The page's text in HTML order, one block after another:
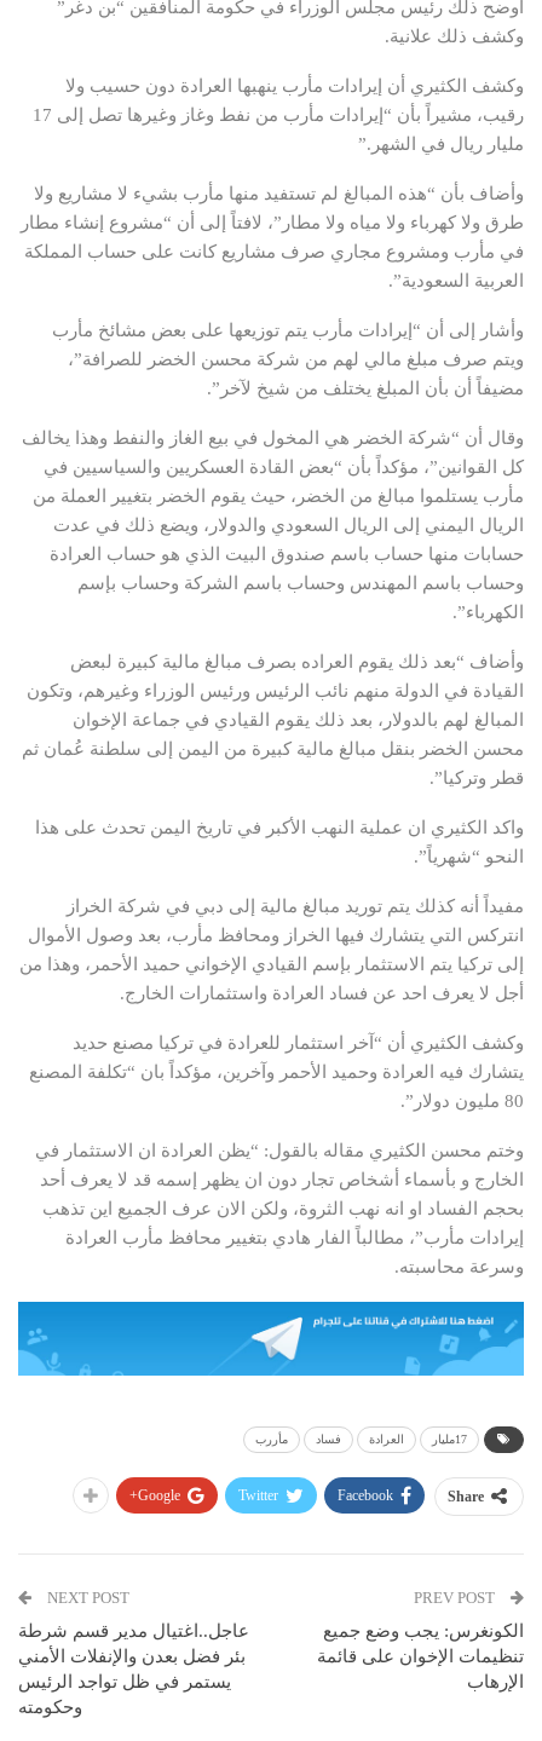
أوضح ذلك رئيس مجلس الوزراء في حكومة المنافقين “بن دغر”
وكشف ذلك علانية.
وكشف الكثيري أن إيرادات مأرب ينهبها العرادة دون حسيب ولا
رقيب، مشيراً بأن “إيرادات مأرب من نفط وغاز وغيرها تصل إلى 17
مليار ريال في الشهر.”
وأضاف بأن “هذه المبالغ لم تستفيد منها مأرب بشيء لا مشاريع ولا
طرق ولا كهرباء ولا مياه ولا مطار”، لافتاً إلى أن “مشروع إنشاء مطار
في مأرب ومشروع مجاري صرف مشاريع كانت على حساب المملكة
العربية السعودية”.
وأشار إلى أن “إيرادات مأرب يتم توزيعها على بعض مشائخ مأرب
ويتم صرف مبلغ مالي لهم من شركة محسن الخضر للصرافة”،
مضيفاً أن بأن المبلغ يختلف من شيخ لآخر”.
وقال أن “شركة الخضر هي المخول في بيع الغاز والنفط وهذا يخالف
كل القوانين”، مؤكداً بأن “بعض القادة العسكريين والسياسيين في
مأرب يستلموا مبالغ من الخضر، حيث يقوم الخضر بتغيير العملة من
الريال اليمني إلى الريال السعودي والدولار، ويضع ذلك في عدت
حسابات منها حساب باسم صندوق البيت الذي هو حساب العرادة
وحساب باسم المهندس وحساب باسم الشركة وحساب بإسم
الكهرباء”.
وأضاف “بعد ذلك يقوم العراده بصرف مبالغ مالية كبيرة لبعض
القيادة في الدولة منهم نائب الرئيس ورئيس الوزراء وغيرهم، وتكون
المبالغ لهم بالدولار، بعد ذلك يقوم القيادي في جماعة الإخوان
محسن الخضر بنقل مبالغ مالية كبيرة من اليمن إلى سلطنة عُمان ثم
قطر وتركيا”.
واكد الكثيري ان عملية النهب الأكبر في تاريخ اليمن تحدث على هذا
النحو “شهرياً”.
مفيداً أنه كذلك يتم توريد مبالغ مالية إلى دبي في شركة الخراز
انتركس التي يتشارك فيها الخراز ومحافظ مأرب، بعد وصول الأموال
إلى تركيا يتم الاستثمار بإسم القيادي الإخواني حميد الأحمر، وهذا من
أجل لا يعرف احد عن فساد العرادة واستثمارات الخارج.
وكشف الكثيري أن “آخر استثمار للعرادة في تركيا مصنع حديد
يتشارك فيه العرادة وحميد الأحمر وآخرين، مؤكداً بان “تكلفة المصنع
80 مليون دولار”.
وختم محسن الكثيري مقاله بالقول: “يظن العرادة ان الاستثمار في
الخارج و بأسماء أشخاص تجار دون ان يظهر إسمه قد لا يعرف أحد
بحجم الفساد او انه نهب الثروة، ولكن الان عرف الجميع اين تذهب
إيرادات مأرب”، مطالباً الفار هادي بتغيير محافظ مأرب العرادة
وسرعة محاسبته.
17مليار العرادة فساد مأررب
Share
Facebook
Twitter
Google+
الكونغرس: يجب وضع جميع
تنظيمات الإخوان على قائمة
الإرهاب
NEXT POST
عاجل..اغتيال مدير قسم شرطة
بئر فضل بعدن والإنفلات الأمني
يستمر في ظل تواجد الرئيس
وحكومته